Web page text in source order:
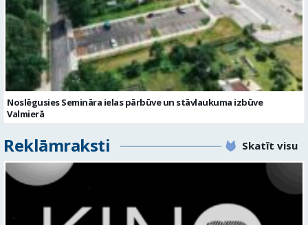
Noslēgusies Semināra ielas pārbūve un stāvlaukuma izbūve
Valmierā
Reklāmraksti Skatīt visu